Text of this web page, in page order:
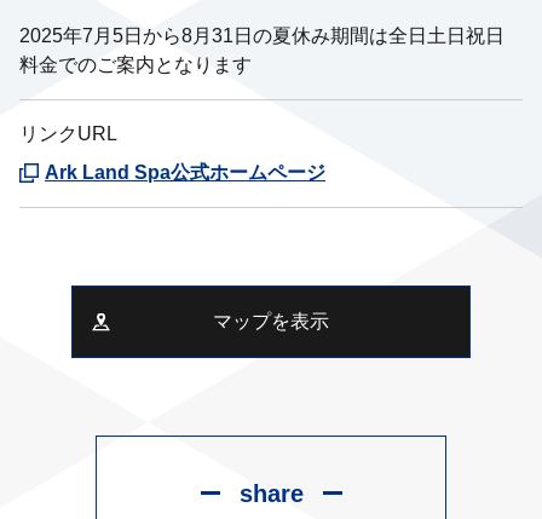
2025年7月5日から8月31日の夏休み期間は全日土日祝日
料金でのご案内となります
リンクURL
Ark Land Spa公式ホームページ
マップを表示
share